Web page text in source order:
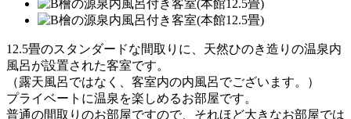
12.5畳のスタンダードな間取りに、天然ひのき造りの温泉内
風呂が設置された客室です。
（露天風呂ではなく、客室内の内風呂でございます。）
プライベートに温泉を楽しめるお部屋です。
普通の間取りのお部屋ですので、それほど大きなお部屋では